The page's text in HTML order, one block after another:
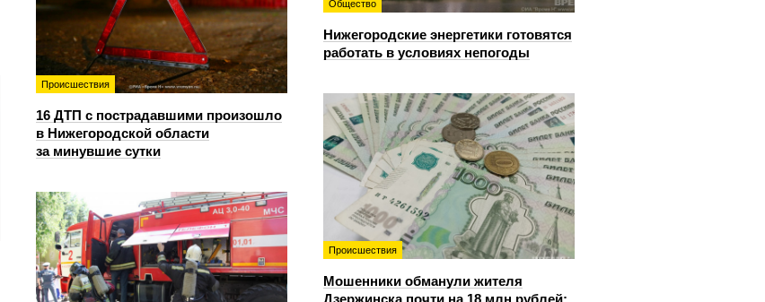
Общество
Нижегородские энергетики готовятся
работать в условиях непогоды
Происшествия
16 ДТП с пострадавшими произошло
в Нижегородской области
за минувшие сутки
Происшествия
Мошенники обманули жителя
Дзержинска почти на 18 млн рублей: